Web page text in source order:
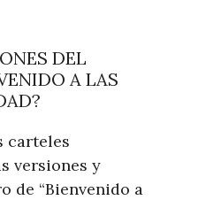
DEL
⁢A LAS
carteles
⁢versiones y
‍de “Bienvenido a‍